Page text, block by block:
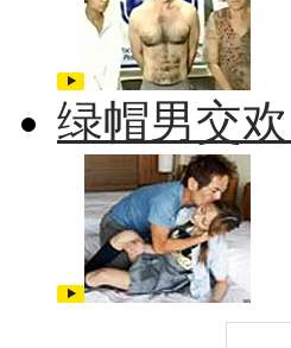
绿帽男交